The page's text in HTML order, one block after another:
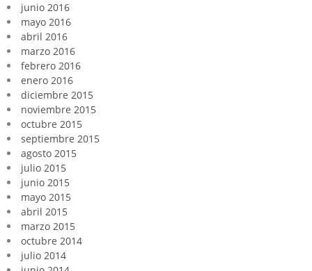
junio 2016
mayo 2016
abril 2016
marzo 2016
febrero 2016
enero 2016
diciembre 2015
noviembre 2015
octubre 2015
septiembre 2015
agosto 2015
julio 2015
junio 2015
mayo 2015
abril 2015
marzo 2015
octubre 2014
julio 2014